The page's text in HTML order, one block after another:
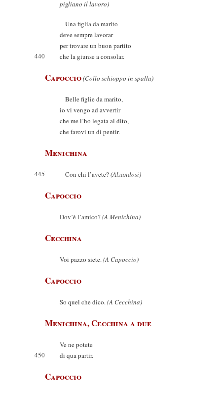
pigliano il lavoro)
Una figlia da marito
deve sempre lavorar
per trovare un buon partito
440
che la giunse a consolar.
Capoccio(Collo schioppo in spalla)
Belle figlie da marito,
io vi vengo ad avvertir
che me l’ho legata al dito,
che farovi un dì pentir.
Menichina
445 Con chi l’avete?(Alzandosi)
Capoccio
Dov’è l’amico?(A Menichina)
Cecchina
Voi pazzo siete.(A Capoccio)
Capoccio
So quel che dico.(A Cecchina)
Menichina, Cecchina a due
Ve ne potete
450
di qua partir.
Capoccio